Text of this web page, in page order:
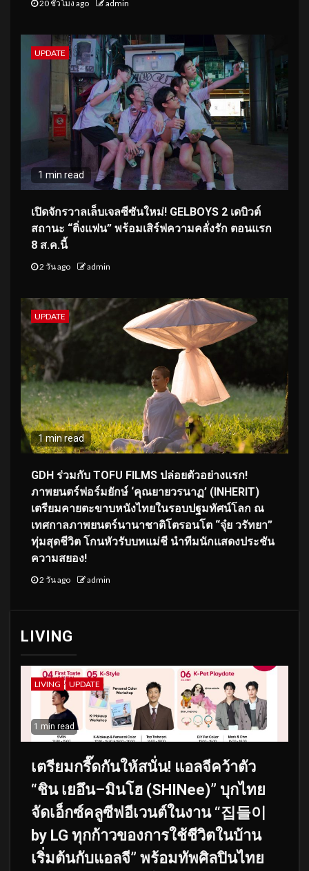
20 ชั่วโมง ago admin
UPDATE
1 min read
เปิดจักรวาลเล็บเจลซีซันใหม่! GELBOYS 2 เดบิวต์
สถานะ “ติ่งแฟน” พร้อมเสิร์ฟความคลั่งรัก ตอนแรก
8 ส.ค.นี้
2 วัน ago admin
UPDATE
1 min read
GDH ร่วมกับ TOFU FILMS ปล่อยตัวอย่างแรก!
ภาพยนตร์ฟอร์มยักษ์ ‘คุณยายวรนาฏ’ (INHERIT)
เตรียมคายตะขาบหนังไทยในรอบปฐมทัศน์โลก ณ
เทศกาลภาพยนตร์นานาชาติโตรอนโต “จุ๋ย วรัทยา”
ทุ่มสุดชีวิต โกนหัวรับบทแม่ชี นำทีมนักแสดงประชัน
ความสยอง!
2 วัน ago admin
LIVING
LIVING UPDATE
1 min read
เตรียมกรี๊ดกันให้สนั่น! แอลจีคว้าตัว
“ชิน เยอึน–มินโฮ (SHINee)” บุกไทย
จัดเอ็กซ์คลูซีฟอีเวนต์ในงาน “집들이
by LG ทุกก้าวของการใช้ชีวิตในบ้าน
เริ่มต้นกับแอลจี” พร้อมทัพศิลปินไทย